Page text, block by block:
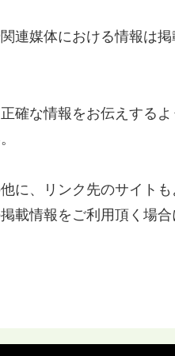
連媒体における情報は
確な情報をお伝えする
に、リンク先のサイト
載情報をご利用頂く場